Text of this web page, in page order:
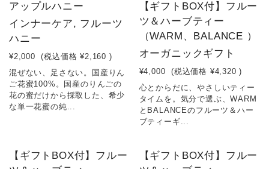
アップルハニー
インナーケア, フルーツ
ハニー
¥2,000 (税込価格 ¥2,160 )
混ぜない、足さない。国産りん
ご花蜜100%。国産のりんごの
花の蜜だけから採取した、希少
な単一花蜜の純...
【ギフトBOX付】フルー
ツ＆ハーブティー
（WARM、BALANCE ）
オーガニックギフト
¥4,000 (税込価格 ¥4,320 )
心とからだに、やさしいティー
タイムを。気分で選ぶ、WARM
とBALANCEのフルーツ＆ハー
ブティーギ...
【ギフトBOX付】フルー
【ギフトBOX付】フルー